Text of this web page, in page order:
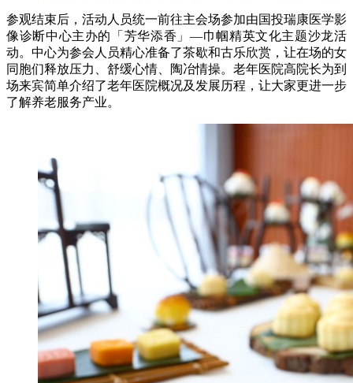
参观结束后，活动人员统一前往主会场参加由国投瑞康医学影
像诊断中心主办的「芳华添香」—巾帼精英文化主题沙龙活
动。中心为参会人员精心准备了茶歇和古乐欣赏，让在场的女
同胞们释放压力、舒缓心情、陶冶情操。老年医院高院长为到
场来宾简单介绍了老年医院概况及发展历程，让大家更进一步
了解养老服务产业。